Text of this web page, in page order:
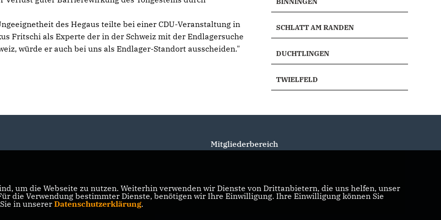
des Hegaus teilte bei einer CDU-Veranstaltung in
Fritschi als Experte der in der Schweiz mit der Endlagersuche
würde er auch bei uns als Endlager-Standort ausscheiden."
SCHLATT AM RANDEN
DUCHTLINGEN
TWIELFELD
Mitgliederbereich
um die Webseite zu nutzen. Weiterhin verwenden wir Dienste von Drittanbietern, die uns helfen, unser
die Verwendung bestimmter Dienste, benötigen wir Ihre Einwilligung. Ihre Einwilligung können Sie
in unserer Datenschutzerklärung.